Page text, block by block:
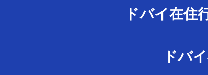
ドバイ在住
ドバ